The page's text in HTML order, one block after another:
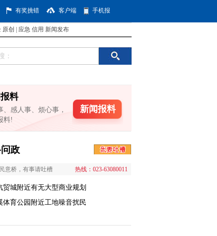
有奖挑错 客户端 手机报
原创 应急 信用 新闻发布
料
、感人事、烦心事，
料!
新闻报料
政
意桥，有事请吐槽 热线：023-63080011
贸城附近有无大型商业规划
体育公园附近工地噪音扰民